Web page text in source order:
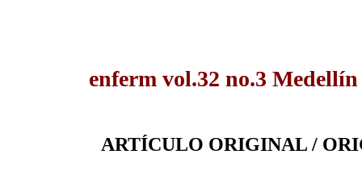
enferm vol.32 no.3 Medellín
ARTÍCULO ORIGINAL /